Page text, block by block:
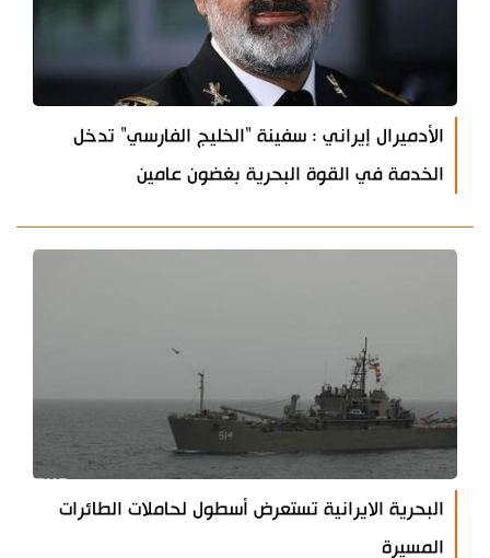
الأدميرال إيراني : سفينة "الخليج الفارسي" تدخل
الخدمة في القوة البحرية بغضون عامين
البحرية الايرانية تستعرض أسطول لحاملات الطائرات
المسيرة